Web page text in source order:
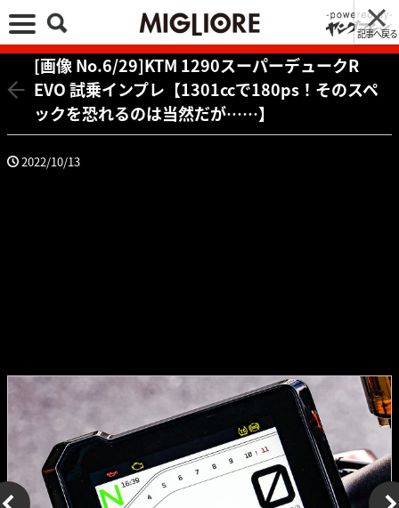
記事へ戻る
[画像 No.6/29]KTM 1290スーパーデュークR
EVO 試乗インプレ【1301ccで180ps！そのスペ
ックを恐れるのは当然だが……】
2022/10/13